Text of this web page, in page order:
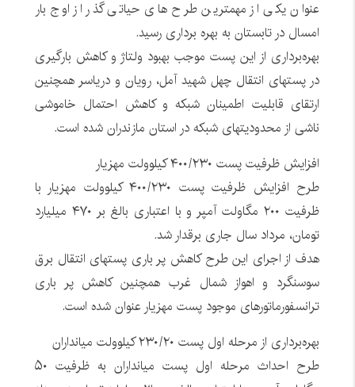
عنوان یکی از مهمترین طرح های حیاتی گذر از اوج بار
امسال در تابستان به بهره برداری رسید.
بهره‌برداری از این پست موجب بهبود ولتاژ و کاهش بارگیری
در پستهای انتقال چهل شهید آمل، رویان و دریاسر همچنین
ارتقای قابلیت اطمینان شبکه و کاهش احتمال خاموشی
ناشی از محدودیتهای شبکه در استان مازندران شده است.
افزایش ظرفیت پست ۴۰۰/۲۳۰ کیلوولت مهزیار
طرح افزایش ظرفیت پست ۴۰۰/۲۳۰ کیلوولت مهزیار با
ظرفیت ۲۰۰ مگاولت آمپر و با اعتباری بالغ بر ۴۷۰ میلیارد
تومان، مرداد سال جاری برقدار شد.
هدف از اجرای این طرح کاهش پر باری پستهای انتقال برق
سوسنگرد و اهواز شمال غرب همچنین کاهش پر باری
ترانسفورماتورهای موجود پست مهزیار عنوان شده است.
بهره‌برداری از مرحله اول پست ۲۳۰/۲۰ کیلوولت میانداران
طرح احداث مرحله اول پست میانداران به ظرفیت ۵۰